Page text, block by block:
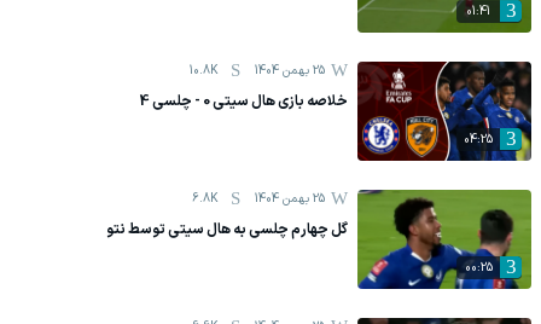
01:41
04:25
25 بهمن 1404 10.8K
خلاصه بازی هال سیتی 0 - چلسی 4
00:25
25 بهمن 1404 6.8K
گل چهارم چلسی به هال سیتی توسط نتو